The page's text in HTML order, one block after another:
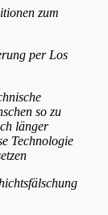
zum
per Los
so zu
länger
Technologie